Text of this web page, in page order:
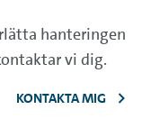
hanteringen
vi dig.
KONTAKTA MIG